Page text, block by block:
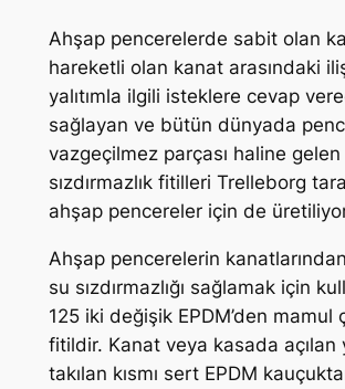
Ahşap pencerelerde sabit olan
hareketli olan kanat arasındaki
yalıtımla ilgili isteklere cevap
sağlayan ve bütün dünyada
vazgeçilmez parçası haline gelen
sızdırmazlık fitilleri Trelleborg
ahşap pencereler için de
Ahşap pencerelerin
su sızdırmazlığı sağlamak için
125 iki değişik EPDM’den mamul
fitildir. Kanat veya kasada açılan
takılan kısmı sert EPDM